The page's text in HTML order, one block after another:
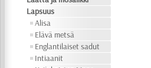
Lapsuus
Alisa
Elävä metsä
Englantilaiset sadut
Intiaanit